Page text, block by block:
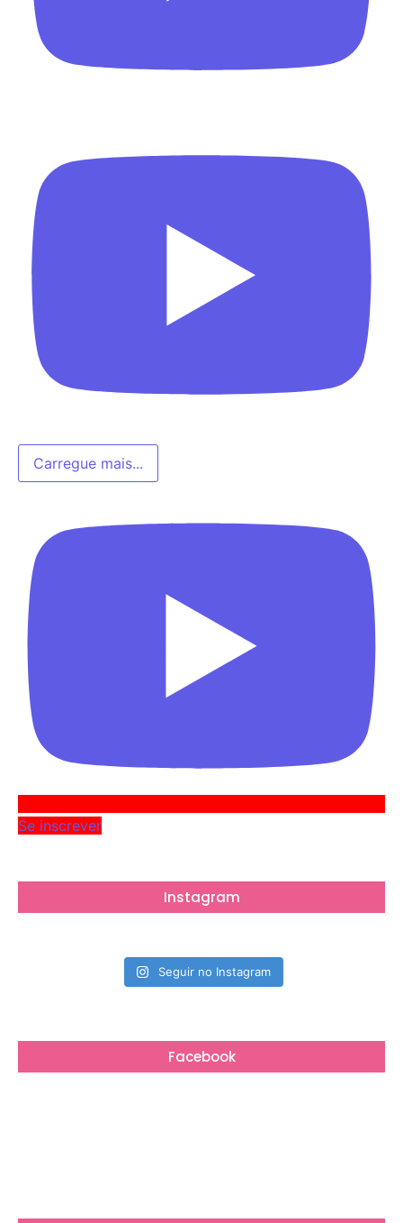
Carregue mais...
Se inscrever
Instagram
Seguir no Instagram
Facebook